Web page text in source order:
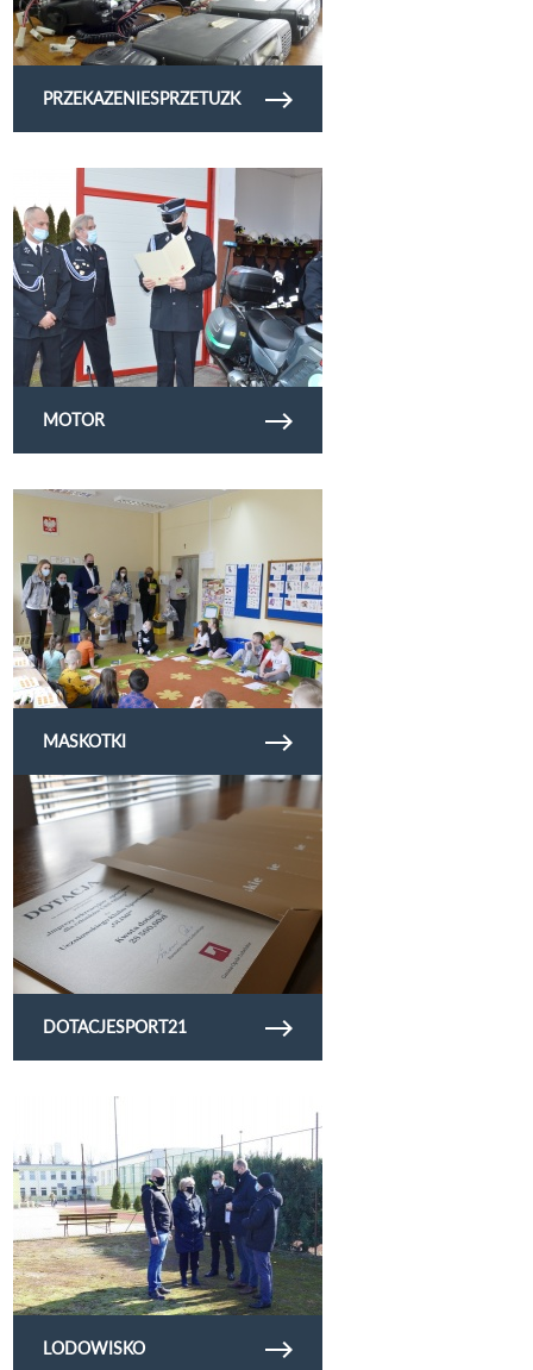
PRZEKAZENIESPRZETUZK
MOTOR
MASKOTKI
Obejrzyj galerię zdjęć maskotki
DOTACJESPORT21
Obejrzyj galerię zdjęć dotacjesport21
LODOWISKO
Obejrzyj galerię zdjęć lodowisko